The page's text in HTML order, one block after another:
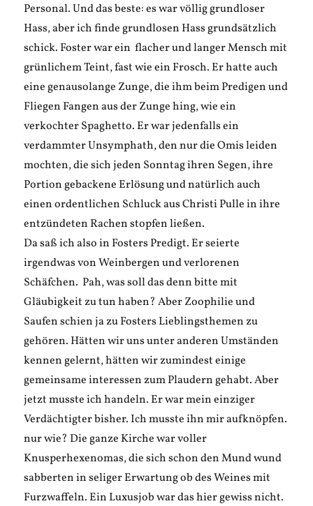
Personal. Und das beste: es war völlig grundloser
Hass, aber ich finde grundlosen Hass grundsätzlich
schick. Foster war ein flacher und langer Mensch mit
grünlichem Teint, fast wie ein Frosch. Er hatte auch
eine genausolange Zunge, die ihm beim Predigen und
Fliegen Fangen aus der Zunge hing, wie ein
verkochter Spaghetto. Er war jedenfalls ein
verdammter Unsymphath, den nur die Omis leiden
mochten, die sich jeden Sonntag ihren Segen, ihre
Portion gebackene Erlösung und natürlich auch
einen ordentlichen Schluck aus Christi Pulle in ihre
entzündeten Rachen stopfen ließen.
Da saß ich also in Fosters Predigt. Er seierte
irgendwas von Weinbergen und verlorenen
Schäfchen. Pah, was soll das denn bitte mit
Gläubigkeit zu tun haben? Aber Zoophilie und
Saufen schien ja zu Fosters Lieblingsthemen zu
gehören. Hätten wir uns unter anderen Umständen
kennen gelernt, hätten wir zumindest einige
gemeinsame interessen zum Plaudern gehabt. Aber
jetzt musste ich handeln. Er war mein einziger
Verdächtigter bisher. Ich musste ihn mir aufknöpfen.
nur wie? Die ganze Kirche war voller
Knusperhexenomas, die sich schon den Mund wund
sabberten in seliger Erwartung ob des Weines mit
Furzwaffeln. Ein Luxusjob war das hier gewiss nicht.